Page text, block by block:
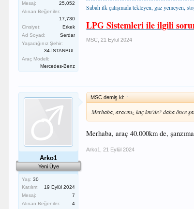
Mesaj:
25,052
Alınan Beğeniler:
17,730
Cinsiyet:
Erkek
Ad Soyad:
Serdar
Yaşadığınız Şehir:
34-İSTANBUL
Araç Modeli:
Mercedes-Benz
Sabah ilk çalışmada tekleyen, gaz yemeyen,
LPG Sistemleri ile ilgili
MSC 21 Eylül 2024
Arko1
Yeni Üye
Yaş: 30
Katılım:
19 Eylül 2024
Mesaj:
7
Alınan Beğeniler:
4
MSC demiş ki: ↑
Merhaba, aracınız kaç km'de? daha önce
Merhaba, araç 40.000km de,
Arko1 21 Eylül 2024